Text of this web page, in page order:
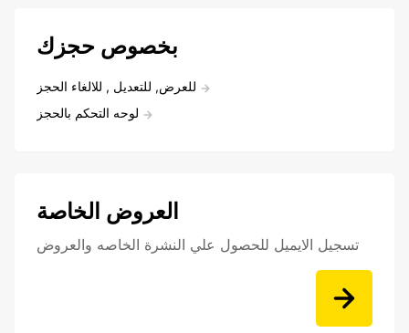
بخصوص حجزك
للعرض, للتعديل , للالغاء الحجز
لوحه التحكم بالحجز
العروض الخاصة
تسجيل الايميل للحصول علي النشرة الخاصه والعروض